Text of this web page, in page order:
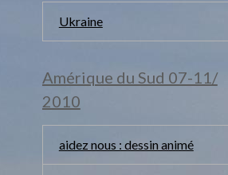
Ukraine
Amérique du Sud 07-11/
2010
aidez nous : dessin animé